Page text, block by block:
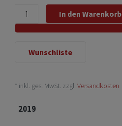
In den Warenkorb
Wunschliste
* inkl. ges. MwSt. zzgl. Versandkosten
2019